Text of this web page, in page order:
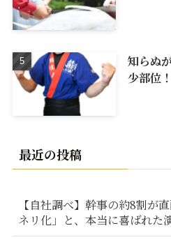
知らぬ
少部位
最近の投稿
【自社調べ】幹事の約8割が
ネリ化」と、本当に喜ばれた